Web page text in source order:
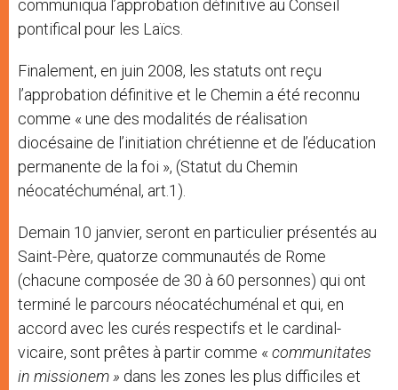
communiqua l’approbation définitive au Conseil
pontifical pour les Laïcs.
Finalement, en juin 2008, les statuts ont reçu
l’approbation définitive et le Chemin a été reconnu
comme « une des modalités de réalisation
diocésaine de l’initiation chrétienne et de l’éducation
permanente de la foi », (Statut du Chemin
néocatéchuménal, art.1).
Demain 10 janvier, seront en particulier présentés au
Saint-Père, quatorze communautés de Rome
(chacune composée de 30 à 60 personnes) qui ont
terminé le parcours néocatéchuménal et qui, en
accord avec les curés respectifs et le cardinal-
vicaire, sont prêtes à partir comme « communitates
in missionem » dans les zones les plus difficiles et